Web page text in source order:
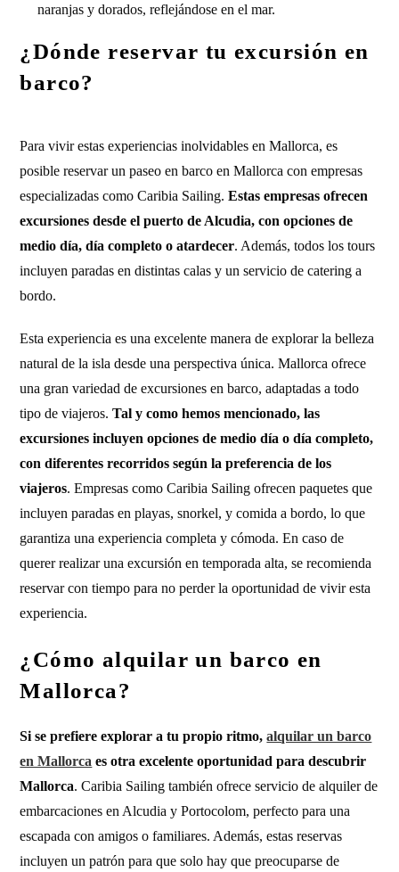
naranjas y dorados, reflejándose en el mar.
¿Dónde reservar tu excursión en
barco?
Para vivir estas experiencias inolvidables en Mallorca, es
posible reservar un paseo en barco en Mallorca con empresas
especializadas como Caribia Sailing.Estas empresas ofrecen
excursiones desde el puerto de Alcudia, con opciones de
medio día, día completo o atardecer. Además, todos los tours
incluyen paradas en distintas calas y un servicio de catering a
bordo.
Esta experiencia es una excelente manera de explorar la belleza
natural de la isla desde una perspectiva única. Mallorca ofrece
una gran variedad de excursiones en barco, adaptadas a todo
tipo de viajeros.Tal y como hemos mencionado, las
excursiones incluyen opciones de medio día o día completo,
con diferentes recorridos según la preferencia de los
viajeros. Empresas como Caribia Sailing ofrecen paquetes que
incluyen paradas en playas, snorkel, y comida a bordo, lo que
garantiza una experiencia completa y cómoda. En caso de
querer realizar una excursión en temporada alta, se recomienda
reservar con tiempo para no perder la oportunidad de vivir esta
experiencia.
¿Cómo alquilar un barco en
Mallorca?
Si se prefiere explorar a tu propio ritmo,alquilar un barco
en Mallorca es otra excelente oportunidad para descubrir
Mallorca. Caribia Sailing también ofrece servicio de alquiler de
embarcaciones en Alcudia y Portocolom, perfecto para una
escapada con amigos o familiares. Además, estas reservas
incluyen un patrón para que solo hay que preocuparse de